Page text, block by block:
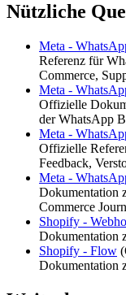
Nützliche
Meta -
Referenz für
Commerce,
Meta -
Offizielle
der WhatsApp
Meta -
Offizielle
Feedback,
Meta -
Dokumentation
Commerce
Shopify -
Dokumentation
Shopify - Flow (
Dokumentation